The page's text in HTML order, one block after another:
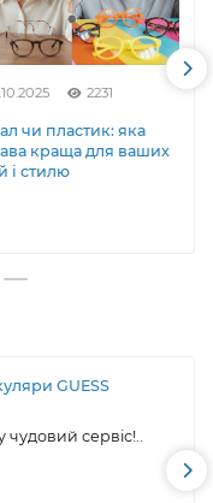
2231
чи пластик: яка
краща для ваших
і стилю
GUESS
чудовий сервіс!..